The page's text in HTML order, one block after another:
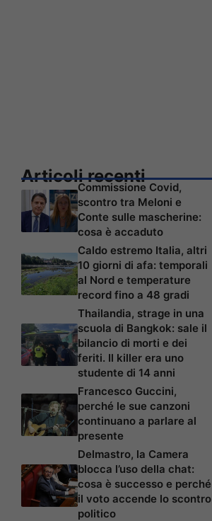
Articoli recenti
Commissione Covid,
scontro tra Meloni e
Conte sulle mascherine:
cosa è accaduto
Caldo estremo Italia, altri
10 giorni di afa: temporali
al Nord e temperature
record fino a 48 gradi
Thailandia, strage in una
scuola di Bangkok: sale il
bilancio di morti e dei
feriti. Il killer era uno
studente di 14 anni
Francesco Guccini,
perché le sue canzoni
continuano a parlare al
presente
Delmastro, la Camera
blocca l’uso della chat:
cosa è successo e perché
il voto accende lo scontro
politico